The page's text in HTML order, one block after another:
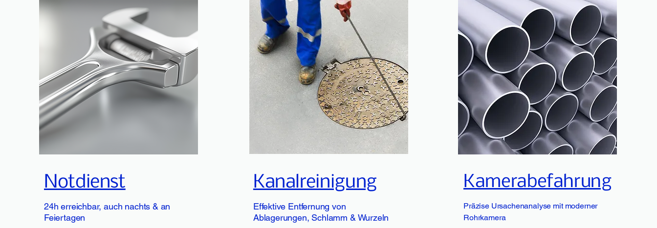
Notdienst
24h erreichbar, auch nachts & an
Feiertagen
Kanalreinigung
Effektive Entfernung von
Ablagerungen, Schlamm & Wurzeln
Kamerabefahrung
Präzise Ursachenanalyse mit moderner
Rohrkamera